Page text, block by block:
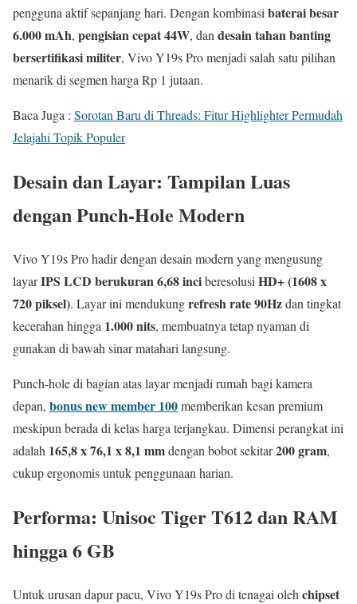
pengguna aktif sepanjang hari. Dengan kombinasi baterai besar
6.000 mAh, pengisian cepat 44W, dan desain tahan banting
bersertifikasi militer, Vivo Y19s Pro menjadi salah satu pilihan
menarik di segmen harga Rp 1 jutaan.
Baca Juga : Sorotan Baru di Threads: Fitur Highlighter Permudah
Jelajahi Topik Populer
Desain dan Layar: Tampilan Luas
dengan Punch-Hole Modern
Vivo Y19s Pro hadir dengan desain modern yang mengusung
layarIPS LCD berukuran 6,68 inciberesolusi HD+ (1608 x
720 piksel). Layar ini mendukungrefresh rate 90Hzdan tingkat
kecerahan hingga 1.000 nits, membuatnya tetap nyaman di
gunakan di bawah sinar matahari langsung.
Punch-hole di bagian atas layar menjadi rumah bagi kamera
depan, bonus new member 100memberikan kesan premium
meskipun berada di kelas harga terjangkau. Dimensi perangkat ini
adalah 165,8 x 76,1 x 8,1 mmdengan bobot sekitar200 gram,
cukup ergonomis untuk penggunaan harian.
Performa: Unisoc Tiger T612 dan RAM
hingga 6 GB
Untuk urusan dapur pacu, Vivo Y19s Pro di tenagai oleh chipset